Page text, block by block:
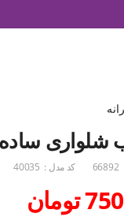
شلواری
66892 کد مدل : 40035